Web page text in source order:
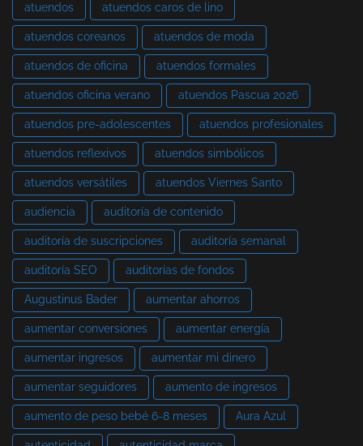
atuendos atuendos caros de lino
atuendos coreanos atuendos de moda
atuendos de oficina atuendos formales
atuendos oficina verano atuendos Pascua 2026
atuendos pre-adolescentes atuendos profesionales
atuendos reflexivos atuendos simbólicos
atuendos versátiles atuendos Viernes Santo
audiencia auditoría de contenido
auditoría de suscripciones auditoría semanal
auditoría SEO auditorías de fondos
Augustinus Bader aumentar ahorros
aumentar conversiones aumentar energía
aumentar ingresos aumentar mi dinero
aumentar seguidores aumento de ingresos
aumento de peso bebé 6-8 meses Aura Azul